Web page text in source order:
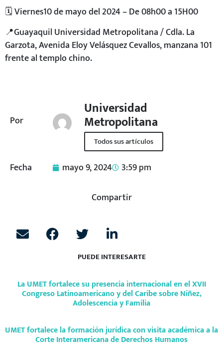
Por
Universidad
Metropolitana
Todos sus artículos
Fecha mayo 9, 2024 3:59 pm
Compartir
PUEDE INTERESARTE
La UMET fortalece su presencia internacional en el XVII
Congreso Latinoamericano y del Caribe sobre Niñez,
Adolescencia y Familia
UMET fortalece la formación jurídica con visita académica a la
Corte Interamericana de Derechos Humanos
🗓️ Viernes10 de mayo del 2024 – De 08h00 a 15H00
📍Guayaquil Universidad Metropolitana / Cdla. La
Garzota, Avenida Eloy Velásquez Cevallos, manzana 101
frente al templo chino.